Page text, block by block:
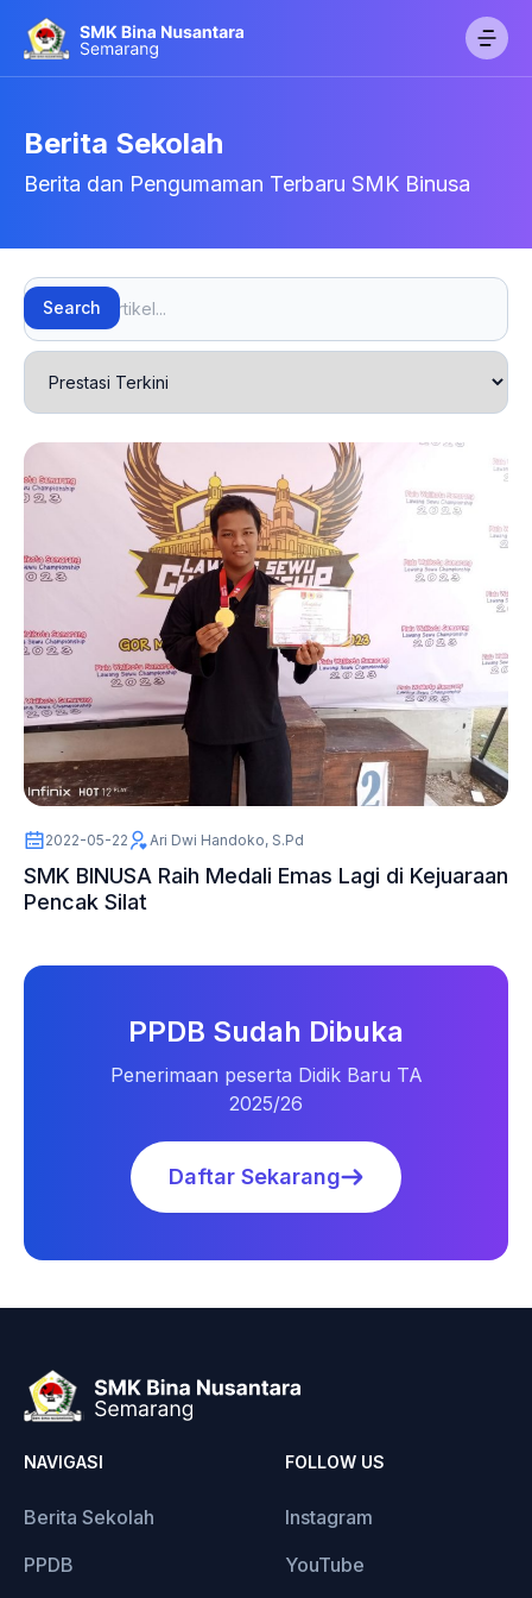
Berita Sekolah
Berita dan Pengumaman Terbaru SMK Binusa
Search
Search
2022-05-22 Ari Dwi Handoko, S.Pd
SMK BINUSA Raih Medali Emas Lagi di Kejuaraan
Pencak Silat
PPDB Sudah Dibuka
Penerimaan peserta Didik Baru TA
2025/26
Daftar Sekarang
NAVIGASI
Berita Sekolah
PPDB
FOLLOW US
Instagram
YouTube